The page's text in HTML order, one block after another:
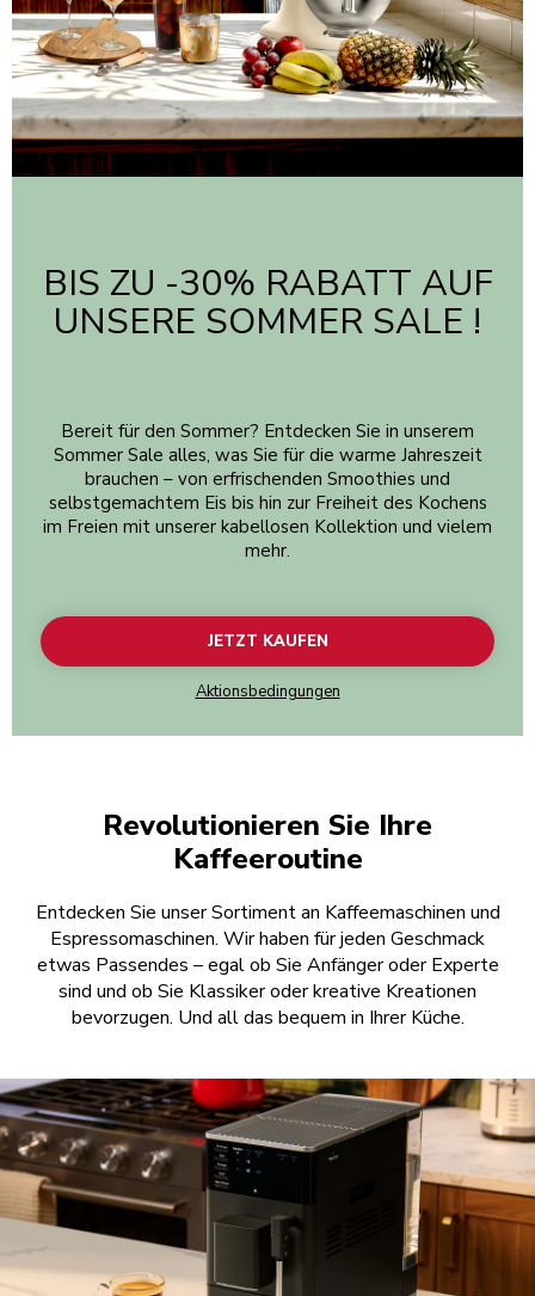
BIS ZU -30% RABATT AUF
UNSERE SOMMER SALE !
Bereit für den Sommer? Entdecken Sie in unserem
Sommer Sale alles, was Sie für die warme Jahreszeit
brauchen – von erfrischenden Smoothies und
selbstgemachtem Eis bis hin zur Freiheit des Kochens
im Freien mit unserer kabellosen Kollektion und vielem
mehr.
JETZT KAUFEN
Aktionsbedingungen
Revolutionieren Sie Ihre
Kaffeeroutine
Entdecken Sie unser Sortiment an Kaffeemaschinen und
Espressomaschinen. Wir haben für jeden Geschmack
etwas Passendes – egal ob Sie Anfänger oder Experte
sind und ob Sie Klassiker oder kreative Kreationen
bevorzugen. Und all das bequem in Ihrer Küche.